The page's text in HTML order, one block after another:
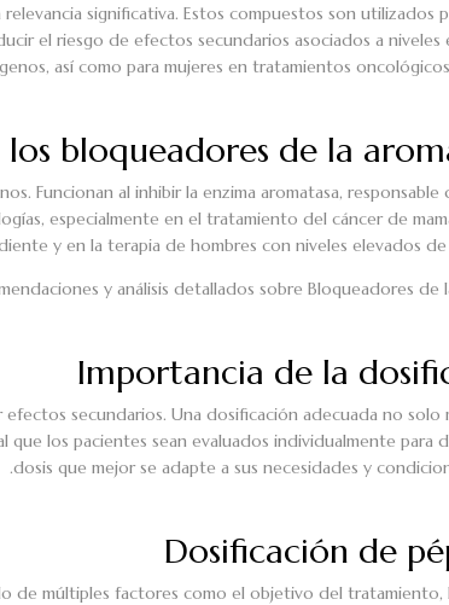
significativa. Estos compuestos son utilizados
el riesgo de efectos secundarios asociados a niveles
así como para mujeres en tratamientos
Funcionan al inhibir la enzima aromatasa,
especialmente en el tratamiento del cáncer de
y en la terapia de hombres con niveles elevados de
y análisis detallados sobre Bloqueadores de
Importancia de la
secundarios. Una dosificación adecuada no solo
los pacientes sean evaluados individualmente para
dosis que mejor se adapte a sus necesidades y
Dosificación de
de múltiples factores como el objetivo del tratamiento,